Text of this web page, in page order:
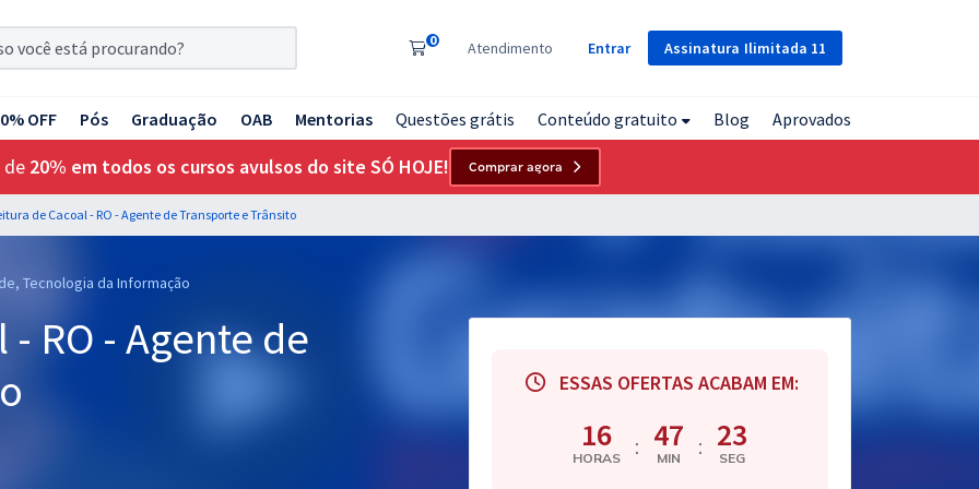
Assinatura Ilimitada 11
0 Atendimento Entrar
OFF Pós Graduação OAB Mentorias Questões grátis Conteúdo gratuito Blog Aprovados
de 20% em todos os cursos avulsos do site SÓ HOJE! Comprar agora
de Cacoal - RO - Agente de Transporte e Trânsito
Tecnologia da Informação
RO - Agente de
ESSAS OFERTAS ACABAM EM:
16
HORAS : 47
MIN : 22
SEG